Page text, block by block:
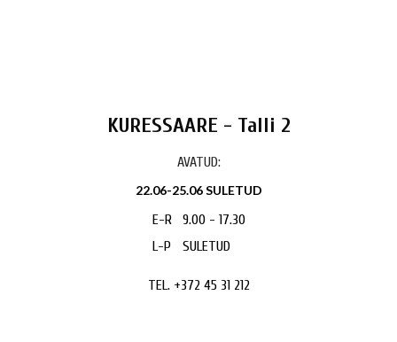
KURESSAARE - Talli 2
AVATUD:
22.06-25.06 SULETUD
E-R 9.00 - 17.30
L-P
SULETUD
TEL. +372 45 31 212